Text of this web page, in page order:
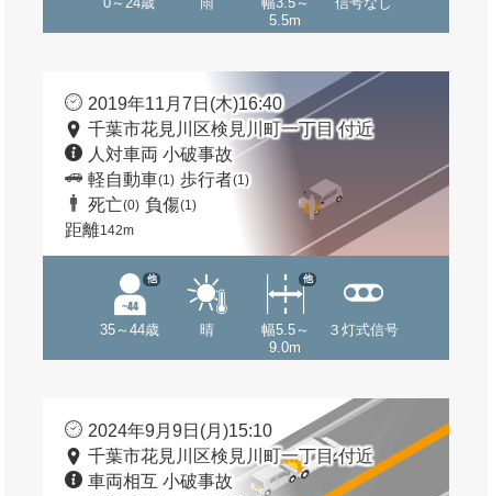
5.5m
2019年11月7日(木)16:40
千葉市花見川区検見川町一丁目 付近
人対車両 小破事故
軽自動車(1) 歩行者(1)
死亡(0) 負傷(1)
距離142m
35～44歳
他
晴
幅5.5～
9.0m
他
３灯式信号
2024年9月9日(月)15:10
千葉市花見川区検見川町一丁目 付近
車両相互 小破事故